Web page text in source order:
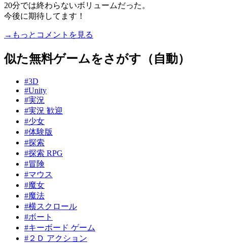
20分では終わらないボリュームだった。
今後に期待してます！
→もっとコメントを見る
似た無料ゲームをさがす（自動）
#3D
#Unity
#実況
#実況 歓迎
#少女
#体験版
#探索
#探索 RPG
#冒険
#マウス
#魔女
#魔法
#横スクロール
#ボート
#キーボード ゲーム
#２Ｄ アクション